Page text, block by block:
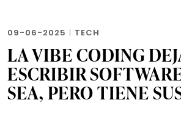
09-06-2025 | TECH
LA VIBE CODING
ESCRIBIR
SEA, PERO TIENE